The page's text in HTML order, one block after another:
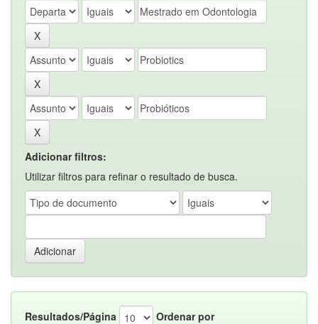
Adicionar filtros:
Utilizar filtros para refinar o resultado de busca.
Resultados/Página
Ordenar por